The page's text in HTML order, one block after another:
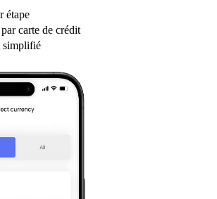
étape
carte de crédit
simplifié